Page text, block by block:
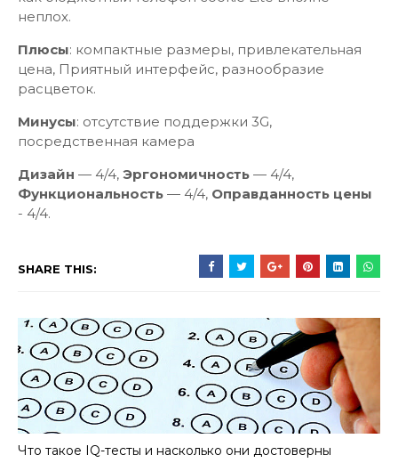
неплох.
Плюсы: компактные размеры, привлекательная
цена, Приятный интерфейс, разнообразие
расцветок.
Минусы: отсутствие поддержки 3G,
посредственная камера
Дизайн — 4/4, Эргономичность — 4/4,
Функциональность — 4/4, Оправданность цены
- 4/4.
SHARE THIS:
Что такое IQ-тесты и насколько они достоверны